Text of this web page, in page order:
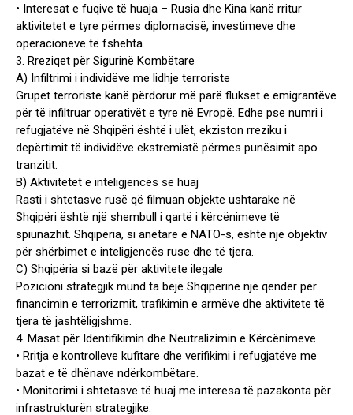
• Interesat e fuqive të huaja – Rusia dhe Kina kanë rritur
aktivitetet e tyre përmes diplomacisë, investimeve dhe
operacioneve të fshehta.
3. Rreziqet për Sigurinë Kombëtare
A) Infiltrimi i individëve me lidhje terroriste
Grupet terroriste kanë përdorur më parë flukset e emigrantëve
për të infiltruar operativët e tyre në Evropë. Edhe pse numri i
refugjatëve në Shqipëri është i ulët, ekziston rreziku i
depërtimit të individëve ekstremistë përmes punësimit apo
tranzitit.
B) Aktivitetet e inteligjencës së huaj
Rasti i shtetasve rusë që filmuan objekte ushtarake në
Shqipëri është një shembull i qartë i kërcënimeve të
spiunazhit. Shqipëria, si anëtare e NATO-s, është një objektiv
për shërbimet e inteligjencës ruse dhe të tjera.
C) Shqipëria si bazë për aktivitete ilegale
Pozicioni strategjik mund ta bëjë Shqipërinë një qendër për
financimin e terrorizmit, trafikimin e armëve dhe aktivitete të
tjera të jashtëligjshme.
4. Masat për Identifikimin dhe Neutralizimin e Kërcënimeve
• Rritja e kontrolleve kufitare dhe verifikimi i refugjatëve me
bazat e të dhënave ndërkombëtare.
• Monitorimi i shtetasve të huaj me interesa të pazakonta për
infrastrukturën strategjike.